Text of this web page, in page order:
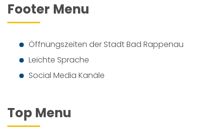
Footer Menu
Öffnungszeiten der Stadt Bad Rappenau
Leichte Sprache
Social Media Kanäle
Top Menu